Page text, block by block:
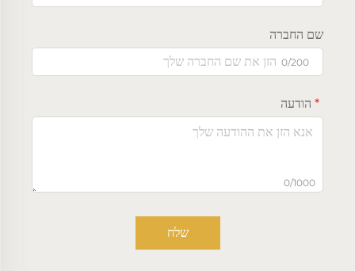
שם החברה
0/200
הודעה
0/1000
שלח